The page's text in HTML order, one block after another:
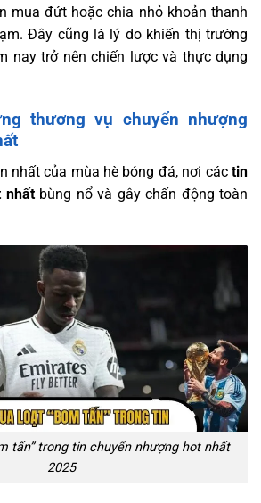
mua đứt hoặc chia nhỏ khoản thanh
Đây cũng là lý do khiến thị trường
nay trở nên chiến lược và thực dụng
thương vụ chuyển nhượng
nhất của mùa hè bóng đá, nơi các tin
nhấtbùng nổ và gây chấn động toàn
tấn” trong tin chuyển nhượng hot nhất
2025